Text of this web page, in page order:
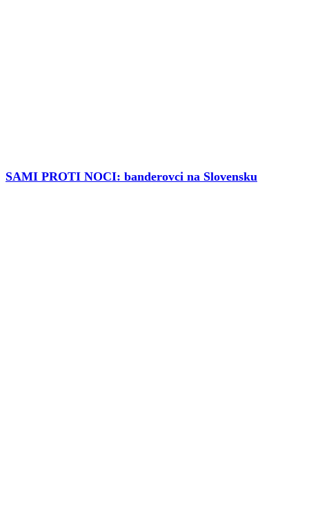
SAMI PROTI NOCI: banderovci na Slovensku